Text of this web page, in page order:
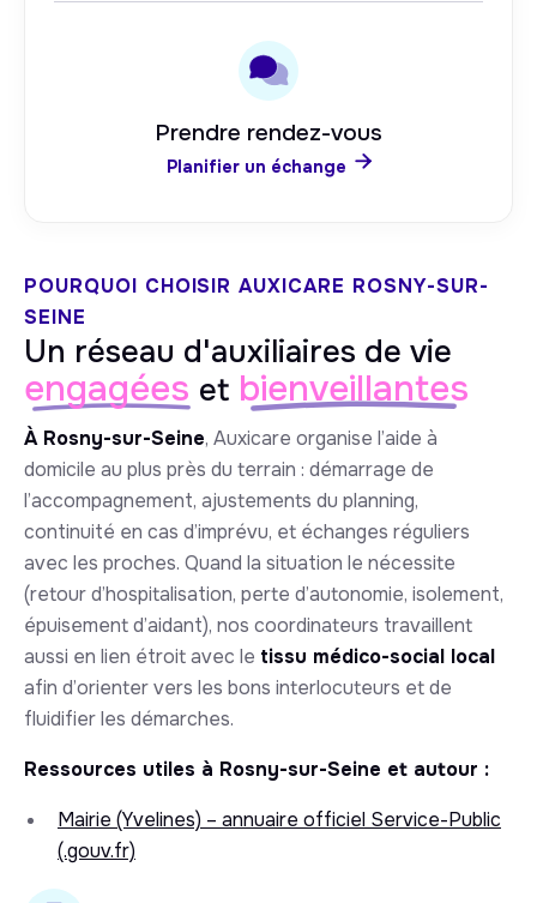
Prendre rendez-vous
Planifier un échange 
POURQUOI CHOISIR AUXICARE ROSNY-SUR-
SEINE
Un réseau d'auxiliaires de vie
engagées et bienveillantes
À Rosny-sur-Seine, Auxicare organise l’aide à
domicile au plus près du terrain : démarrage de
l’accompagnement, ajustements du planning,
continuité en cas d’imprévu, et échanges réguliers
avec les proches. Quand la situation le nécessite
(retour d’hospitalisation, perte d’autonomie, isolement,
épuisement d’aidant), nos coordinateurs travaillent
aussi en lien étroit avec le tissu médico-social local
afin d’orienter vers les bons interlocuteurs et de
fluidifier les démarches.
Ressources utiles à Rosny-sur-Seine et autour :
Mairie (Yvelines) – annuaire officiel Service-Public
(.gouv.fr)